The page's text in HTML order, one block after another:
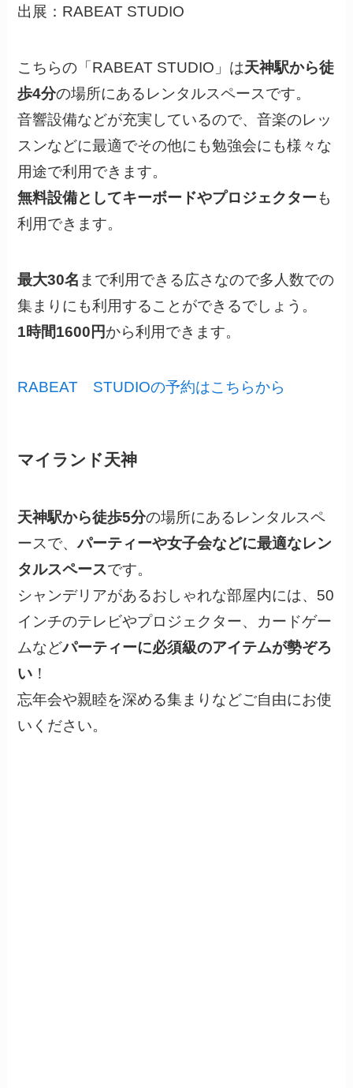
出展：RABEAT STUDIO
こちらの「RABEAT STUDIO」は天神駅から徒
歩4分の場所にあるレンタルスペースです。
音響設備などが充実しているので、音楽のレッ
スンなどに最適でその他にも勉強会にも様々な
用途で利用できます。
無料設備としてキーボードやプロジェクターも
利用できます。
最大30名 まで利用できる広さなので多人数での
集まりにも利用することができるでしょう。
1時間1600円から利用できます。
RABEAT STUDIOの予約はこちらから
マイランド天神
天神駅から徒歩5分の場所にあるレンタルスペ
ースで、パーティーや女子会などに最適なレン
タルスペースです。
シャンデリアがあるおしゃれな部屋内には、50
インチのテレビやプロジェクター、カードゲー
ムなどパーティーに必須級のアイテムが勢ぞろ
い ！
忘年会や親睦を深める集まりなどご自由にお使
いください。